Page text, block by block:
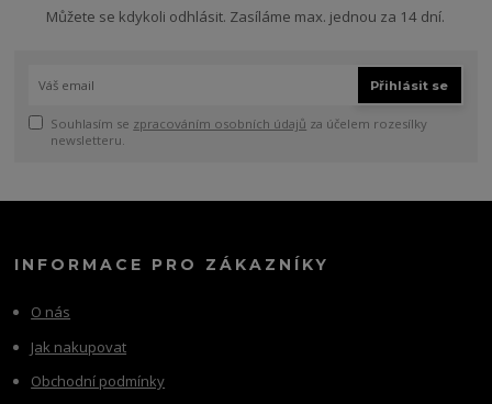
Můžete se kdykoli odhlásit. Zasíláme max. jednou za 14 dní.
Přihlásit se
Souhlasím se zpracováním osobních údajů za účelem rozesílky
newsletteru.
INFORMACE PRO ZÁKAZNÍKY
O nás
Jak nakupovat
Obchodní podmínky